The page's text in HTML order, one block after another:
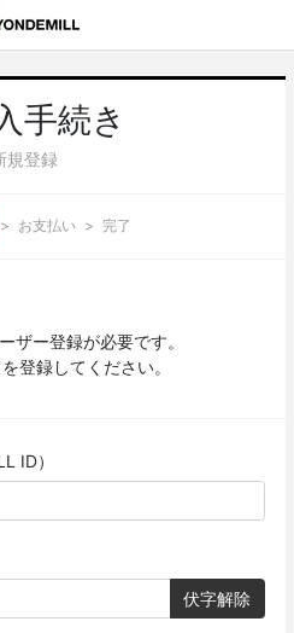
手続き
規登録
お支払い 完了
ザー登録が必要です。
登録してください。
ID）
伏字解除